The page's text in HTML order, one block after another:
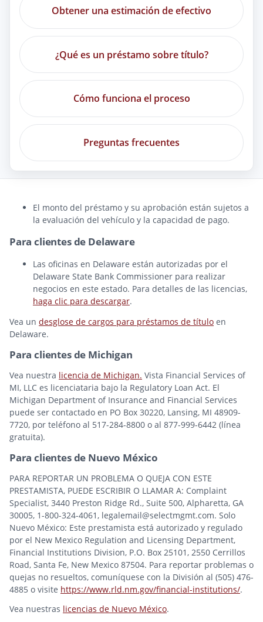
Obtener una estimación de efectivo
¿Qué es un préstamo sobre título?
Cómo funciona el proceso
Preguntas frecuentes
El monto del préstamo y su aprobación están sujetos a
la evaluación del vehículo y la capacidad de pago.
Para clientes de Delaware
Las oficinas en Delaware están autorizadas por el
Delaware State Bank Commissioner para realizar
negocios en este estado. Para detalles de las licencias,
haga clic para descargar.
Vea un desglose de cargos para préstamos de título en
Delaware.
Para clientes de Michigan
Vea nuestra licencia de Michigan. Vista Financial Services of
MI, LLC es licenciataria bajo la Regulatory Loan Act. El
Michigan Department of Insurance and Financial Services
puede ser contactado en PO Box 30220, Lansing, MI 48909-
7720, por teléfono al 517-284-8800 o al 877-999-6442 (línea
gratuita).
Para clientes de Nuevo México
PARA REPORTAR UN PROBLEMA O QUEJA CON ESTE
PRESTAMISTA, PUEDE ESCRIBIR O LLAMAR A: Complaint
Specialist, 3440 Preston Ridge Rd., Suite 500, Alpharetta, GA
30005, 1-800-324-4061, legalemail@selectmgmt.com. Solo
Nuevo México: Este prestamista está autorizado y regulado
por el New Mexico Regulation and Licensing Department,
Financial Institutions Division, P.O. Box 25101, 2550 Cerrillos
Road, Santa Fe, New Mexico 87504. Para reportar problemas o
quejas no resueltos, comuníquese con la División al (505) 476-
4885 o visite https://www.rld.nm.gov/financial-institutions/.
Vea nuestras licencias de Nuevo México.